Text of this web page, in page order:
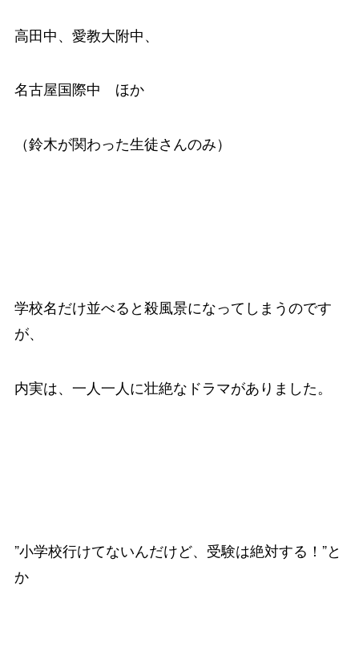
高田中、愛教大附中、
名古屋国際中 ほか
（鈴木が関わった生徒さんのみ）
学校名だけ並べると殺風景になってしまうのです
が、
内実は、一人一人に壮絶なドラマがありました。
”小学校行けてないんだけど、受験は絶対する！”と
か